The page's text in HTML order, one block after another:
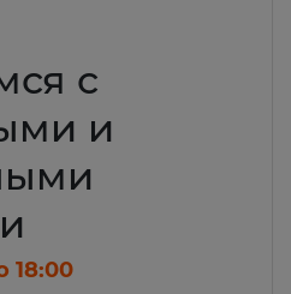
с
и
18:00